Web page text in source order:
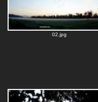
02.jpg